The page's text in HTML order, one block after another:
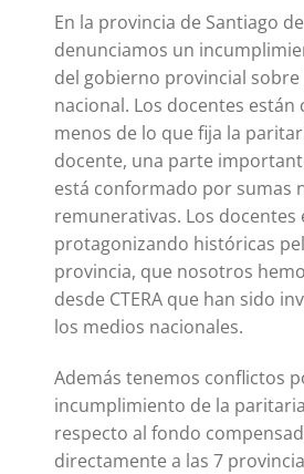
En la provincia de Santiago
denunciamos un
del gobierno provincial
nacional. Los docentes están
menos de lo que fija la
docente, una parte
está conformado por sumas
remunerativas. Los docentes
protagonizando históricas
provincia, que nosotros
desde CTERA que han sido
los medios nacionales.
Además tenemos conflictos
incumplimiento de la
respecto al fondo
directamente a las 7